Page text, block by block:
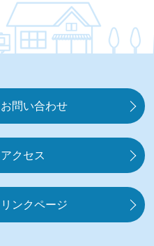
お問い合わせ
アクセス
リンクページ